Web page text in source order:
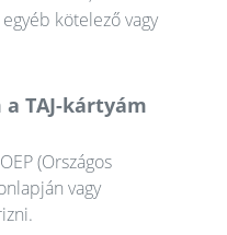
kötelező vagy
TAJ-kártyám
(Országos
vagy